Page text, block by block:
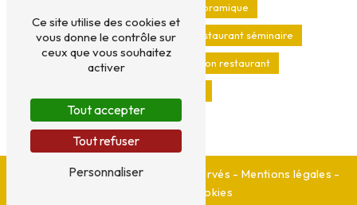
Restaurant vue panoramique
Restaurant mariage Restaurant séminaire
Traiteur Privatisation restaurant
Vistalid- 2026 - Tous droits réservés - Mentions légales -
Gestion des cookies
Ce site utilise des cookies et
vous donne le contrôle sur
ceux que vous souhaitez
activer
Tout accepter
Tout refuser
Personnaliser